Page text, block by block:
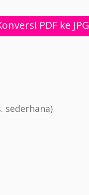
PDF ke JPG
sederhana)